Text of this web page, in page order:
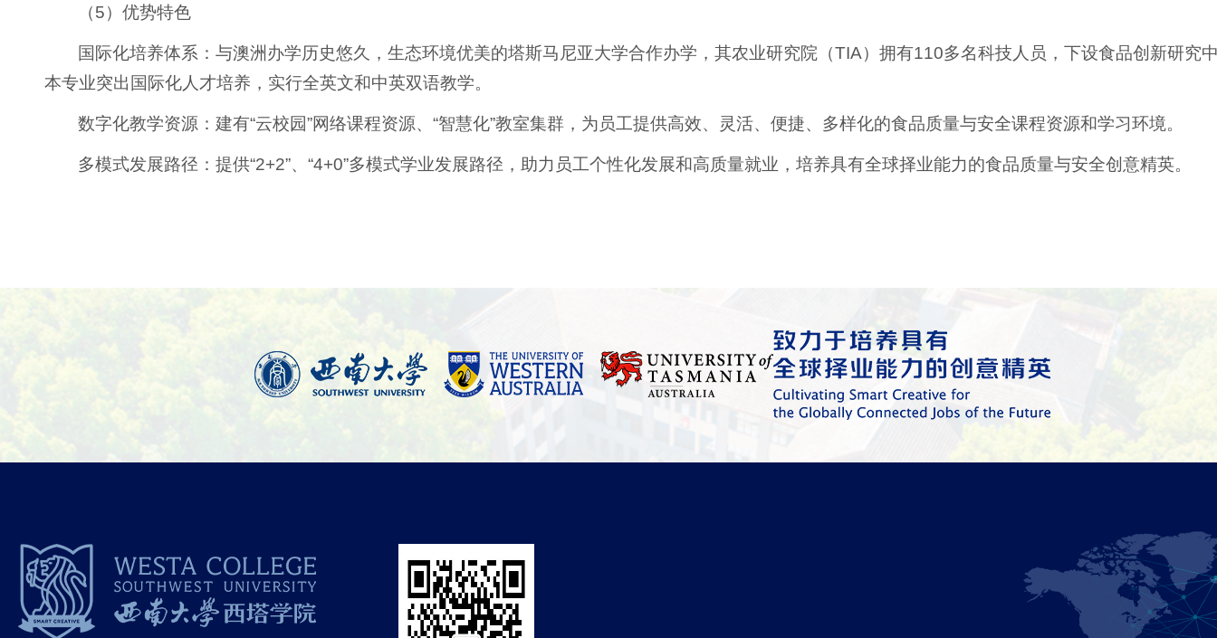
（5）优势特色
国际化培养体系：与澳洲办学历史悠久，生态环境优美的塔斯马尼亚大学合作办学，其农业研究院（TIA）拥有110多名科技人员，下设食品创新研究
本专业突出国际化人才培养，实行全英文和中英双语教学。
数字化教学资源：建有“云校园”网络课程资源、“智慧化”教室集群，为员工提供高效、灵活、便捷、多样化的食品质量与安全课程资源和学习环境。
多模式发展路径：提供“2+2”、“4+0”多模式学业发展路径，助力员工个性化发展和高质量就业，培养具有全球择业能力的食品质量与安全创意精英。